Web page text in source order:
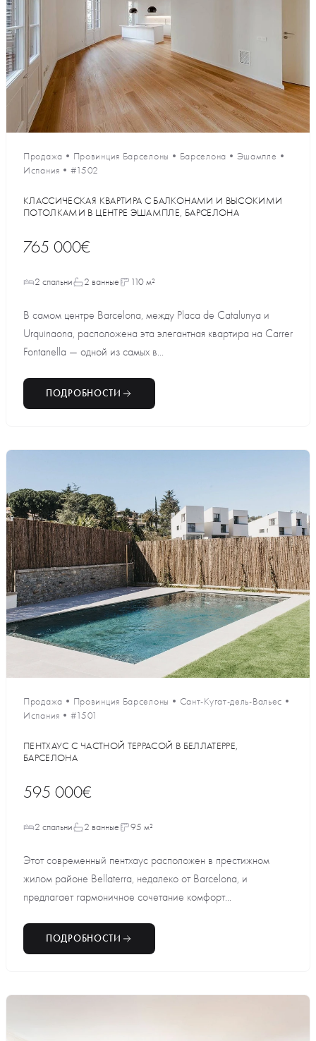
Продажа • Провинция Барселоны • Барселона • Эшампле •
Испания • #1502
КЛАССИЧЕСКАЯ КВАРТИРА С БАЛКОНАМИ И ВЫСОКИМИ
ПОТОЛКАМИ В ЦЕНТРЕ ЭШАМПЛЕ, БАРСЕЛОНА
765 000€
2 спальни 2 ванные 110 м²
В самом центре Barcelona, между Placa de Catalunya и
Urquinaona, расположена эта элегантная квартира на Carrer
Fontanella — одной из самых в...
ПОДРОБНОСТИ
Продажа • Провинция Барселоны • Сант-Кугат-дель-Вальес •
Испания • #1501
ПЕНТХАУС С ЧАСТНОЙ ТЕРРАСОЙ В БЕЛЛАТЕРРЕ,
БАРСЕЛОНА
595 000€
2 спальни 2 ванные 95 м²
Этот современный пентхаус расположен в престижном
жилом районе Bellaterra, недалеко от Barcelona, и
предлагает гармоничное сочетание комфорт...
ПОДРОБНОСТИ